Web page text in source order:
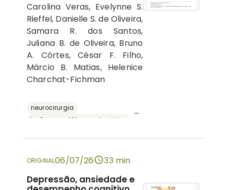
Carolina Veras, Evelynne S.
Rieffel, Danielle S. de Oliveira,
Samara R. dos Santos,
Juliana B. de Oliveira, Bruno
A. Côrtes, César F. Filho,
Márcio B. Matias, Helenice
Charchat-Fichman
neurocirurgia
bateria breve de rastreio cognitivo
...
ORIGINAL06/07/26 33 min
Depressão, ansiedade e